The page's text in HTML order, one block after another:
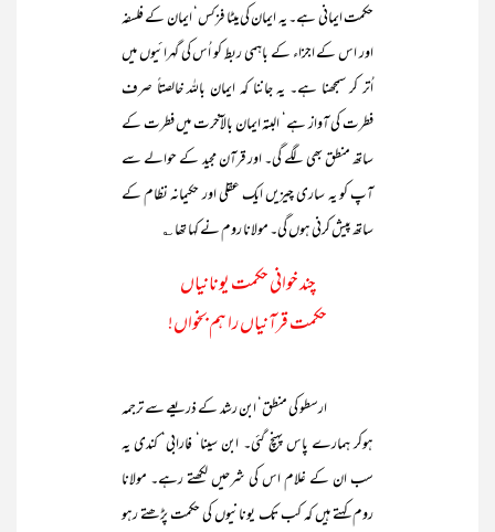
حکمت ایمانی ہے۔ یہ ایمان کی میٹا فزکس‘ ایمان کے فلسفہ
اور اس کے اجزاء کے باہمی ربط کو اُس کی گہرائیوں میں
اُتر کر سمجھنا ہے۔ یہ جاننا کہ ایمان باللہ خالصتاً صرف
فطرت کی آواز ہے‘ البتہ ایمان بالآخرت میں فطرت کے
ساتھ منطق بھی لگے گی۔ اور قرآن مجید کے حوالے سے
آپ کو یہ ساری چیزیں ایک عقلی اور حکیمانہ نظام کے
ساتھ پیش کرنی ہوں گی۔ مولانا روم نے کہا تھا ؎
چند خوانی حکمت یونانیاں
حکمت قرآنیاں را ہم بخواں!
ارسطو کی منطق‘ ابن رشد کے ذریعے سے ترجمہ
ہوکر ہمارے پاس پہنچ گئی۔ ابن سینا‘ فارابی‘ کندی یہ
سب ان کے غلام اس کی شرحیں لکھتے رہے۔ مولانا
روم کہتے ہیں کہ کب تک یونانیوں کی حکمت پڑھتے رہو